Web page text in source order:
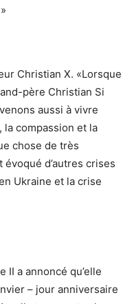
Christian X. «Lorsque
père Christian Si
aussi à vivre
la compassion et la
chose de très
d’autres crises
Ukraine et la crise
II a annoncé qu’elle
– jour anniversaire